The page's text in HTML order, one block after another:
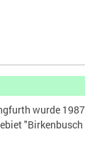
wurde